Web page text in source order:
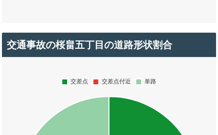
交通事故の桜畠五丁目の道路形状割合